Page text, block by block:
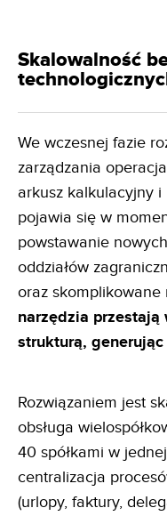
Skalowalność
We wczesnej fazie
zarządzania
arkusz kalkulacyjny
pojawia się w
powstawanie
oddziałów
oraz skomplikowane
narzędzia przestają
strukturą,
Rozwiązaniem jest
obsługa
40 spółkami w
centralizacja
(urlopy, faktury,